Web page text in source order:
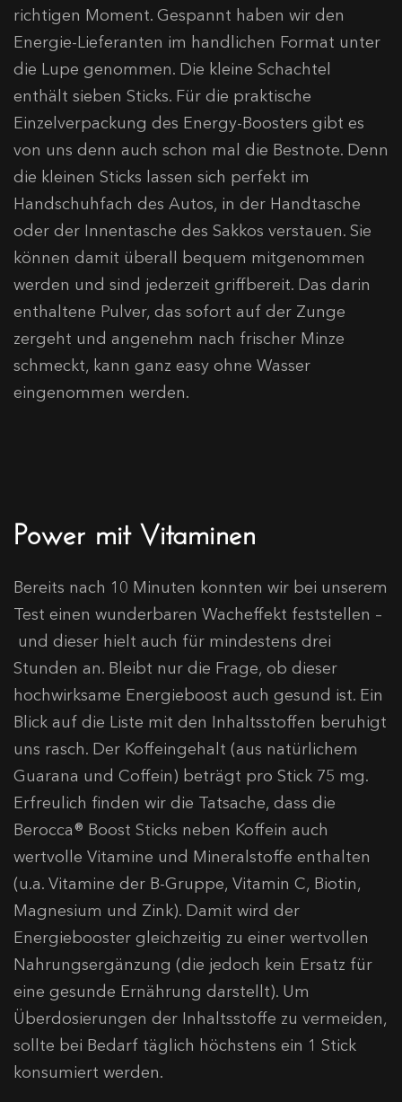
richtigen Moment. Gespannt haben wir den
Energie-Lieferanten im handlichen Format unter
die Lupe genommen. Die kleine Schachtel
enthält sieben Sticks. Für die praktische
Einzelverpackung des Energy-Boosters gibt es
von uns denn auch schon mal die Bestnote. Denn
die kleinen Sticks lassen sich perfekt im
Handschuhfach des Autos, in der Handtasche
oder der Innentasche des Sakkos verstauen. Sie
können damit überall bequem mitgenommen
werden und sind jederzeit griffbereit. Das darin
enthaltene Pulver, das sofort auf der Zunge
zergeht und angenehm nach frischer Minze
schmeckt, kann ganz easy ohne Wasser
eingenommen werden.
Power mit Vitaminen
Bereits nach 10 Minuten konnten wir bei unserem
Test einen wunderbaren Wacheffekt feststellen –
und dieser hielt auch für mindestens drei
Stunden an. Bleibt nur die Frage, ob dieser
hochwirksame Energieboost auch gesund ist. Ein
Blick auf die Liste mit den Inhaltsstoffen beruhigt
uns rasch. Der Koffeingehalt (aus natürlichem
Guarana und Coffein) beträgt pro Stick 75 mg.
Erfreulich finden wir die Tatsache, dass die
Berocca® Boost Sticks neben Koffein auch
wertvolle Vitamine und Mineralstoffe enthalten
(u.a. Vitamine der B-Gruppe, Vitamin C, Biotin,
Magnesium und Zink). Damit wird der
Energiebooster gleichzeitig zu einer wertvollen
Nahrungsergänzung (die jedoch kein Ersatz für
eine gesunde Ernährung darstellt). Um
Überdosierungen der Inhaltsstoffe zu vermeiden,
sollte bei Bedarf täglich höchstens ein 1 Stick
konsumiert werden.